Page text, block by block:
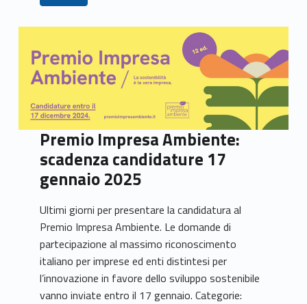
Premio Impresa Ambiente:
scadenza candidature 17
gennaio 2025
Ultimi giorni per presentare la candidatura al
Premio Impresa Ambiente. Le domande di
partecipazione al massimo riconoscimento
italiano per imprese ed enti distintesi per
l’innovazione in favore dello sviluppo sostenibile
vanno inviate entro il 17 gennaio. Categorie: